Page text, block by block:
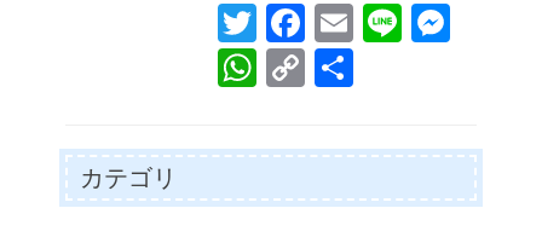
T
wi
tte
r
Fa
ce
bo
ok
E
Li
ng
er
W
ts
C
y
カテゴリ